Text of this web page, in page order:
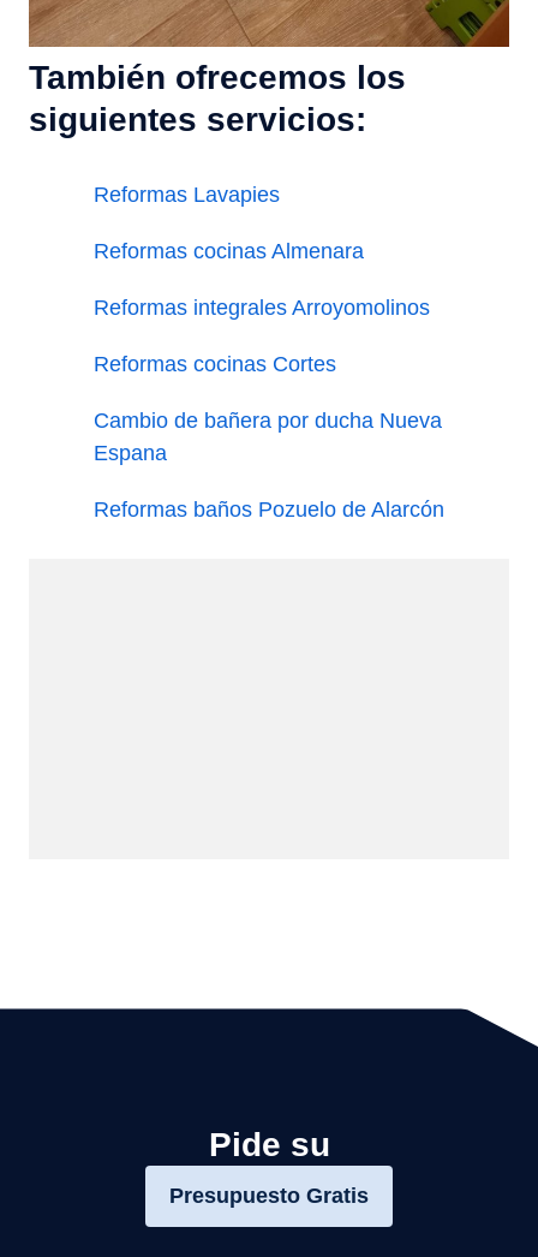
También ofrecemos los
siguientes servicios:
Reformas Lavapies
Reformas cocinas Almenara
Reformas integrales Arroyomolinos
Reformas cocinas Cortes
Cambio de bañera por ducha Nueva
Espana
Reformas baños Pozuelo de Alarcón
Pide su
Presupuesto Gratis